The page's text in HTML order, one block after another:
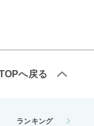
へ戻る
ランキング